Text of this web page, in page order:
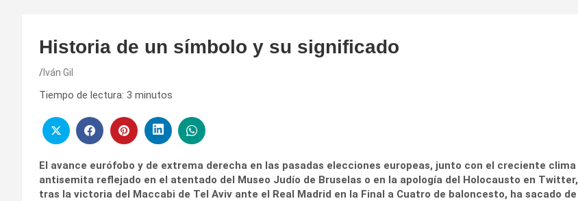
Historia de un símbolo y su significado
Iván Gil
Tiempo de lectura: 3 minutos
El avance eurófobo y de extrema derecha en las pasadas elecciones europeas, junto con el creciente clima
antisemita reflejado en el atentado del Museo Judío de Bruselas o en la apología del Holocausto en Twitter,
tras la victoria del Maccabi de Tel Aviv ante el Real Madrid en la Final a Cuatro de baloncesto, ha sacado de